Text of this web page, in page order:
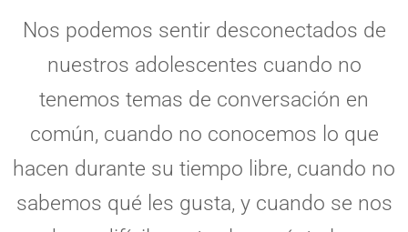
Nos podemos sentir desconectados de
nuestros adolescentes cuando no
tenemos temas de conversación en
común, cuando no conocemos lo que
hacen durante su tiempo libre, cuando no
sabemos qué les gusta, y cuando se nos